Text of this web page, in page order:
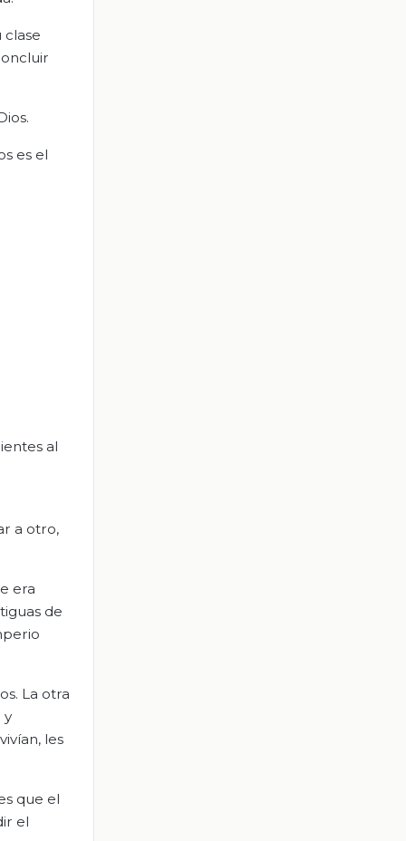
clase
es el
al
a otro,
era
de
La otra
y
les
que el
el